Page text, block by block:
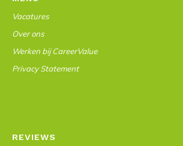
Vacatures
Over ons
Werken bij CareerValue
Privacy Statement
REVIEWS